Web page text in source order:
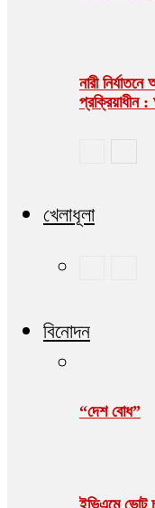
নারী
খেলাধূলা
বিনোদন
“দেশ বোধ”